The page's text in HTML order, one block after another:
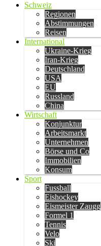
Schweiz
Regionen
Abstimmungen
Reisen
International
Ukraine-Krieg
Iran-Krieg
Deutschland
USA
EU
Russland
China
Wirtschaft
Konjunktur
Arbeitsmarkt
Unternehmen
Börse und Co
Immobilien
Konsum
Sport
Fussball
Eishockey
Eismeister Zaugg
Formel 1
Tennis
Velo
Ski